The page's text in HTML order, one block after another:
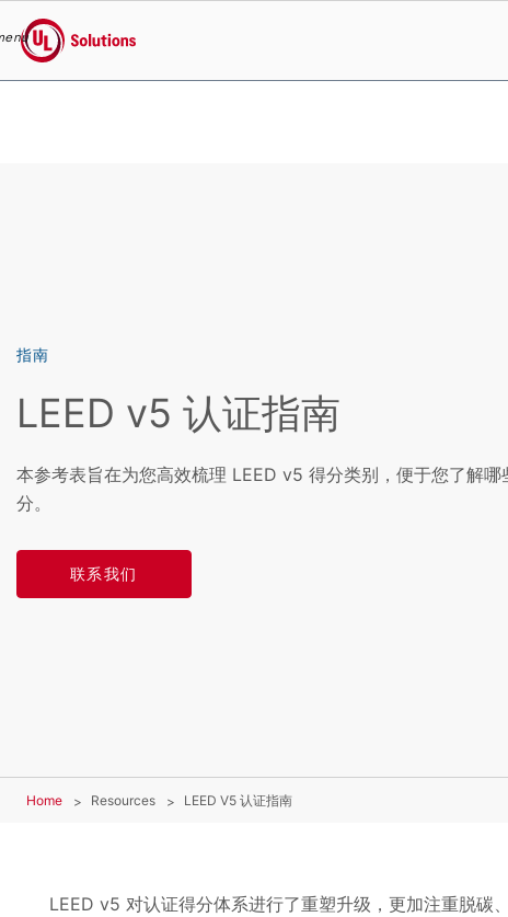
UL Solutions
指南
LEED v5 认证指南
本参考表旨在为您高效梳理 LEED v5 得分类别，便于您了解
分。
联系我们
Home Resources LEED V5 认证指南
LEED v5 对认证得分体系进行了重塑升级，更加注重脱碳